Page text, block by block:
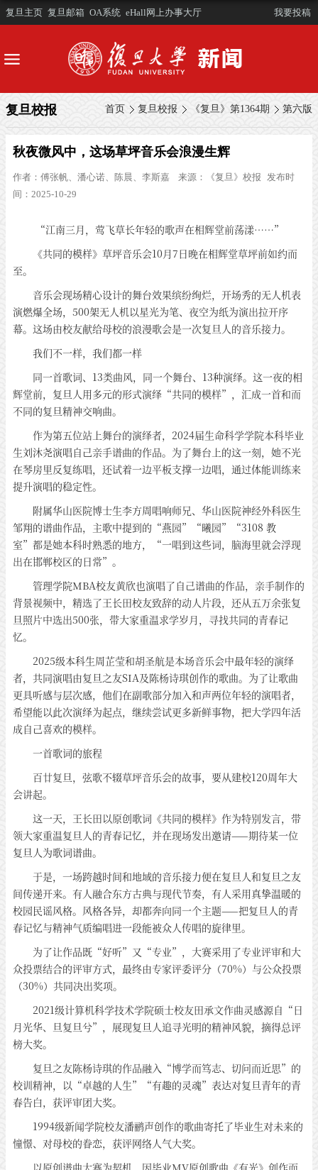
复旦主页 复旦邮箱 OA系统 eHall网上办事大厅 我要投稿
首页 复旦校报 《复旦》第1364期 第六版
复旦校报
秋夜微风中，这场草坪音乐会浪漫生辉
作者： 傅张帆、潘心诺、陈晨、李斯嘉 来源： 《复旦》校报 发布时
间：2025-10-29
“江南三月，莺飞草长年轻的歌声在相辉堂前荡漾……”
《共同的模样》草坪音乐会10月7日晚在相辉堂草坪前如约而
至。
音乐会现场精心设计的舞台效果缤纷绚烂，开场秀的无人机表
演燃爆全场，500架无人机以星光为笔、夜空为纸为演出拉开序
幕。这场由校友献给母校的浪漫歌会是一次复旦人的音乐接力。
我们不一样，我们都一样
同一首歌词、13类曲风，同一个舞台、13种演绎。这一夜的相
辉堂前，复旦人用多元的形式演绎“共同的模样”，汇成一首和而
不同的复旦精神交响曲。
作为第五位站上舞台的演绎者，2024届生命科学学院本科毕业
生刘沐尧演唱自己亲手谱曲的作品。为了舞台上的这一刻，她不光
在琴房里反复练唱，还试着一边平板支撑一边唱，通过体能训练来
提升演唱的稳定性。
附属华山医院博士生李方周唱响师兄、华山医院神经外科医生
邹翔的谱曲作品，主歌中提到的“燕园”“曦园”“3108 教
室”都是她本科时熟悉的地方，“一唱到这些词，脑海里就会浮现
出在邯郸校区的日常”。
管理学院MBA校友黄欣也演唱了自己谱曲的作品，亲手制作的
背景视频中，精选了王长田校友致辞的动人片段，还从五万余张复
旦照片中选出500张，带大家重温求学岁月，寻找共同的青春记
忆。
2025级本科生周芷莹和胡圣航是本场音乐会中最年轻的演绎
者，共同演唱由复旦之友SIA及陈杨诗琪创作的歌曲。为了让歌曲
更具听感与层次感，他们在副歌部分加入和声两位年轻的演唱者，
希望能以此次演绎为起点，继续尝试更多新鲜事物，把大学四年活
成自己喜欢的模样。
一首歌词的旅程
百廿复旦，弦歌不辍草坪音乐会的故事，要从建校120周年大
会讲起。
这一天，王长田以原创歌词《共同的模样》作为特别发言，带
领大家重温复旦人的青春记忆，并在现场发出邀请——期待某一位
复旦人为歌词谱曲。
于是，一场跨越时间和地域的音乐接力便在复旦人和复旦之友
间传递开来。有人融合东方古典与现代节奏，有人采用真挚温暖的
校园民谣风格。风格各异，却都奔向同一个主题——把复旦人的青
春记忆与精神气质编唱进一段能被众人传唱的旋律里。
为了让作品既“好听”又“专业”，大赛采用了专业评审和大
众投票结合的评审方式，最终由专家评委评分（70%）与公众投票
（30%）共同决出奖项。
2021级计算机科学技术学院硕士校友田承文作曲灵感源自“日
月光华、旦复旦兮”，展现复旦人追寻光明的精神风貌，摘得总评
榜大奖。
复旦之友陈杨诗琪的作品融入“博学而笃志、切问而近思”的
校训精神，以“卓越的人生”“有趣的灵魂”表达对复旦青年的青
春告白，获评审团大奖。
1994级新闻学院校友潘鹂声创作的歌曲寄托了毕业生对未来的
憧憬、对母校的眷恋，获评网络人气大奖。
以原创谱曲大赛为契机，因毕业MV原创歌曲《有光》创作而